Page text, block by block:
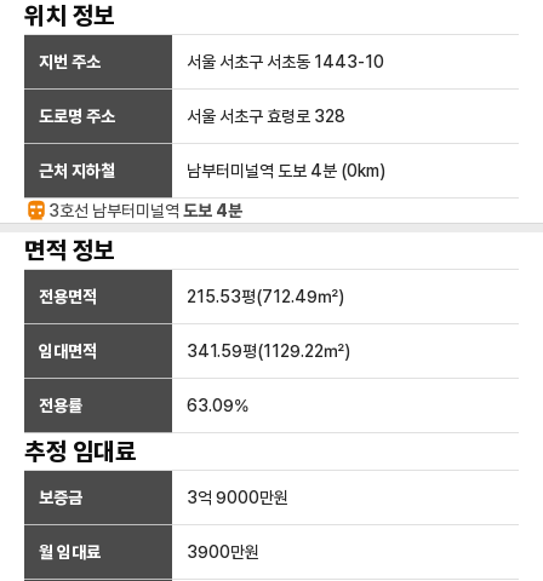
위치 정보
지번 주소 서울 서초구 서초동 1443-10
도로명 주소 서울 서초구 효령로 328
근처 지하철 남부터미널역 도보 4분 (0km)
3호선 남부터미널역 도보 4분
면적 정보
전용면적 215.53평(712.49㎡)
임대면적 341.59평(1129.22㎡)
전용률 63.09%
추정 임대료
보증금 3억 9000만원
월 임대료 3900만원